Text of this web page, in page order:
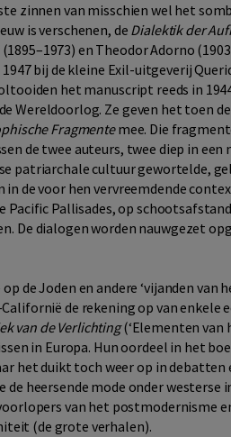
zinnen van misschien wel het
is verschenen, de Dialektik der
en Theodor Adorno
bij de kleine Exil-uitgeverij
het manuscript reeds in
Wereldoorlog. Ze geven het toen
Fragmentemee. Die
de twee auteurs, twee diep in
patriarchale cultuur gewortelde,
in de voor hen vervreemdende
Pacific Pallisades, op
De dialogen worden nauwgezet
de Joden en andere ‘vijanden van
de rekening op van enkele
van de Verlichting(‘Elementen van
in Europa. Hun oordeel in het
het duikt toch weer op in debatten
heersende mode onder westerse
van het postmodernisme
(de grote verhalen).